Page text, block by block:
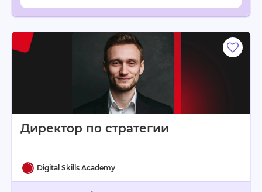
Директор по стратегии
Digital Skills Academy